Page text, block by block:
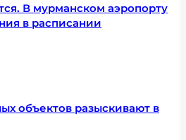
В мурманском аэропорту
в расписании
объектов разыскивают в